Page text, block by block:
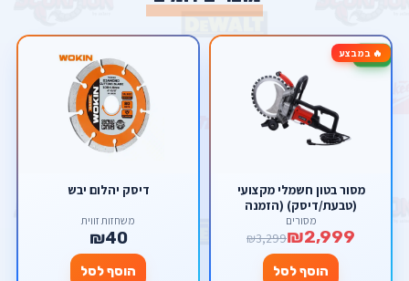
🔥 במבצע-9%
מסור בטון חשמלי מקצועי
(טבעת/דיסק) (הזמנה
מוקדמת) – מנוע ללא פחמים
ועומק חיתוך מקסימלי 40 ס"מ
(כולל משאבת מים) מבית
סקורפיון
מסורים
₪2,999
₪3,299
הוסף לסל
דיסק יהלום יבש
משחזות זווית
₪40
הוסף לסל